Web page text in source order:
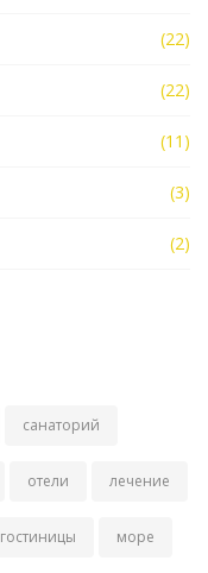
(22)
(22)
(11)
(3)
(2)
санаторий
отели лечение
гостиницы море